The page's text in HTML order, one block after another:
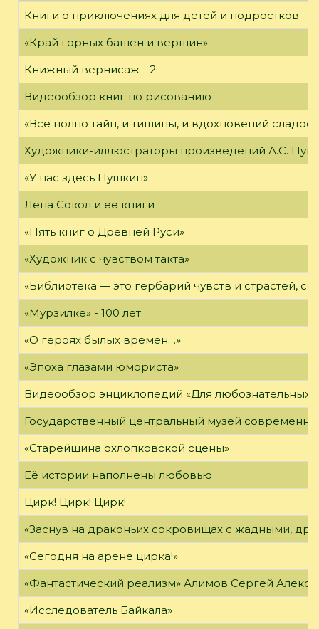
Книги о приключениях для детей и подростков
«Край горных башен и вершин»
Книжный вернисаж - 2
Видеообзор книг по рисованию
«Всё полно тайн, и тишины, и вдохновений
Художники-иллюстраторы произведений А.С.
«У нас здесь Пушкин»
Лена Сокол и её книги
«Пять книг о Древней Руси»
«Художник с чувством такта»
«Библиотека — это гербарий чувств и страстей,
«Мурзилке» - 100 лет
«О героях былых времен…»
«Эпоха глазами юмориста»
Видеообзор энциклопедий «Для любознательных»
Государственный центральный музей
«Старейшина охлопковской сцены»
Её истории наполнены любовью
Цирк! Цирк! Цирк!
«Заснув на драконьих сокровищах с жадными,
«Сегодня на арене цирка!»
«Фантастический реализм» Алимов Сергей
«Исследователь Байкала»